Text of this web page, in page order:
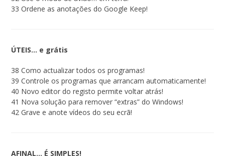
33 Ordene as anotações do Google Keep!
ÚTEIS… e grátis
38 Como actualizar todos os programas!
39 Controle os programas que arrancam automaticamente!
40 Novo editor do registo permite voltar atrás!
41 Nova solução para remover “extras” do Windows!
42 Grave e anote vídeos do seu ecrã!
AFINAL… É SIMPLES!